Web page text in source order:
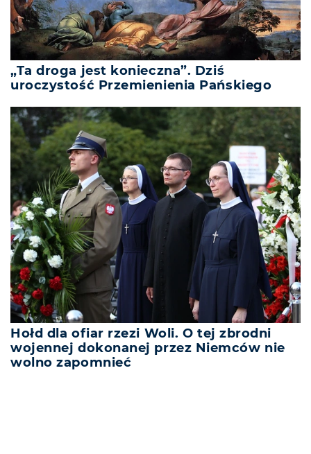
„Ta droga jest konieczna”. Dziś
uroczystość Przemienienia Pańskiego
Hołd dla ofiar rzezi Woli. O tej zbrodni
wojennej dokonanej przez Niemców nie
wolno zapomnieć